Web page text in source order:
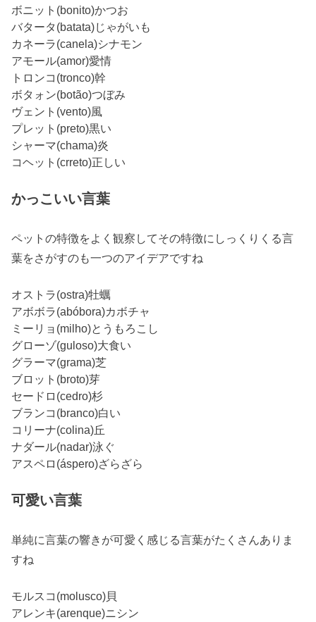
ボニット(bonito)かつお
バタータ(batata)じゃがいも
カネーラ(canela)シナモン
アモール(amor)愛情
トロンコ(tronco)幹
ボタォン(botão)つぼみ
ヴェント(vento)風
プレット(preto)黒い
シャーマ(chama)炎
コヘット(crreto)正しい
かっこいい言葉
ペットの特徴をよく観察してその特徴にしっくりくる言
葉をさがすのも一つのアイデアですね
オストラ(ostra)牡蠣
アボボラ(abóbora)カボチャ
ミーリョ(milho)とうもろこし
グローゾ(guloso)大食い
グラーマ(grama)芝
ブロット(broto)芽
セードロ(cedro)杉
ブランコ(branco)白い
コリーナ(colina)丘
ナダール(nadar)泳ぐ
アスペロ(áspero)ざらざら
可愛い言葉
単純に言葉の響きが可愛く感じる言葉がたくさんありま
すね
モルスコ(molusco)貝
アレンキ(arenque)ニシン